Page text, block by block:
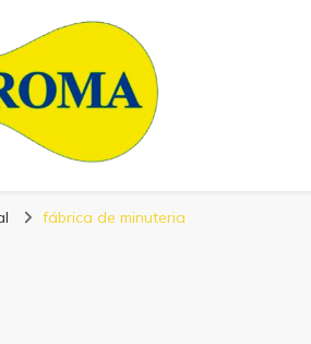
Roma
fábrica de minuteria